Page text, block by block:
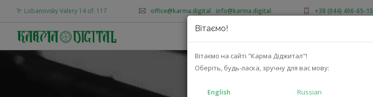
Вітаємо!
Вітаємо на сайті "Карма Діджитал"!
Оберіть, будь-ласка, зручну для вас мову:
English Russian
Lobanovsky Valery 14 of. 117 office@karma.digital info@karma.digital +38 (044) 406-65-15